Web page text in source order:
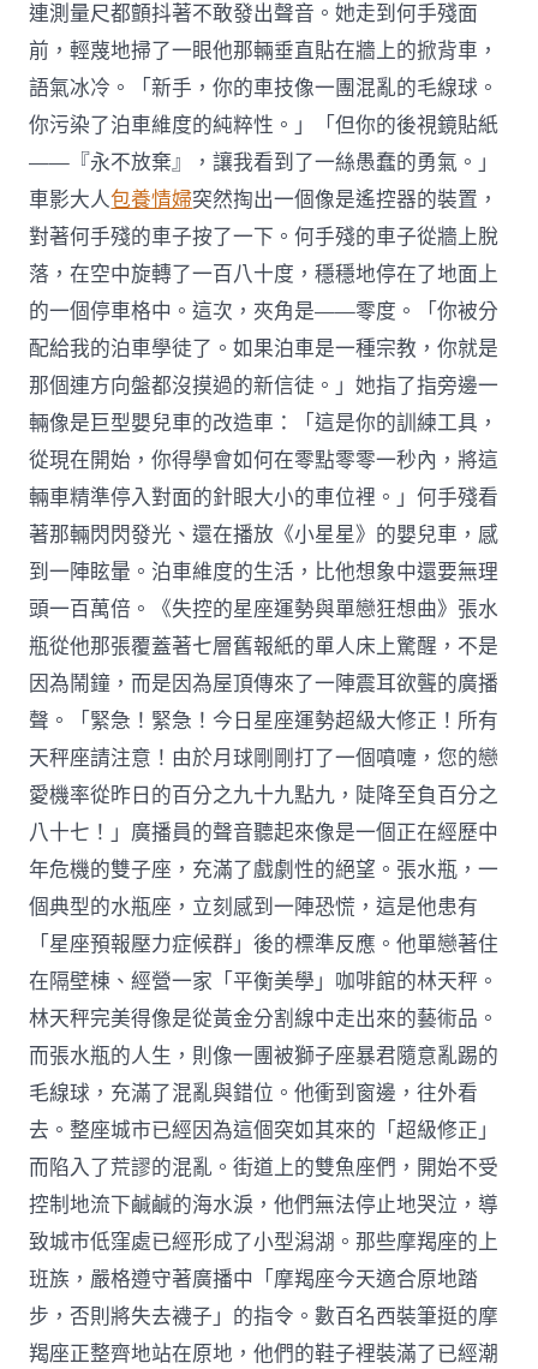
連測量尺都顫抖著不敢發出聲音。她走到何手殘面
前，輕蔑地掃了一眼他那輛垂直貼在牆上的掀背車，
語氣冰冷。「新手，你的車技像一團混亂的毛線球。
你污染了泊車維度的純粹性。」「但你的後視鏡貼紙
——『永不放棄』，讓我看到了一絲愚蠢的勇氣。」
車影大人包養情婦突然掏出一個像是遙控器的裝置，
對著何手殘的車子按了一下。何手殘的車子從牆上脫
落，在空中旋轉了一百八十度，穩穩地停在了地面上
的一個停車格中。這次，夾角是——零度。「你被分
配給我的泊車學徒了。如果泊車是一種宗教，你就是
那個連方向盤都沒摸過的新信徒。」她指了指旁邊一
輛像是巨型嬰兒車的改造車：「這是你的訓練工具，
從現在開始，你得學會如何在零點零零一秒內，將這
輛車精準停入對面的針眼大小的車位裡。」何手殘看
著那輛閃閃發光、還在播放《小星星》的嬰兒車，感
到一陣眩暈。泊車維度的生活，比他想象中還要無理
頭一百萬倍。《失控的星座運勢與單戀狂想曲》張水
瓶從他那張覆蓋著七層舊報紙的單人床上驚醒，不是
因為鬧鐘，而是因為屋頂傳來了一陣震耳欲聾的廣播
聲。「緊急！緊急！今日星座運勢超級大修正！所有
天秤座請注意！由於月球剛剛打了一個噴嚏，您的戀
愛機率從昨日的百分之九十九點九，陡降至負百分之
八十七！」廣播員的聲音聽起來像是一個正在經歷中
年危機的雙子座，充滿了戲劇性的絕望。張水瓶，一
個典型的水瓶座，立刻感到一陣恐慌，這是他患有
「星座預報壓力症候群」後的標準反應。他單戀著住
在隔壁棟、經營一家「平衡美學」咖啡館的林天秤。
林天秤完美得像是從黃金分割線中走出來的藝術品。
而張水瓶的人生，則像一團被獅子座暴君隨意亂踢的
毛線球，充滿了混亂與錯位。他衝到窗邊，往外看
去。整座城市已經因為這個突如其來的「超級修正」
而陷入了荒謬的混亂。街道上的雙魚座們，開始不受
控制地流下鹹鹹的海水淚，他們無法停止地哭泣，導
致城市低窪處已經形成了小型潟湖。那些摩羯座的上
班族，嚴格遵守著廣播中「摩羯座今天適合原地踏
步，否則將失去襪子」的指令。數百名西裝筆挺的摩
羯座正整齊地站在原地，他們的鞋子裡裝滿了已經潮